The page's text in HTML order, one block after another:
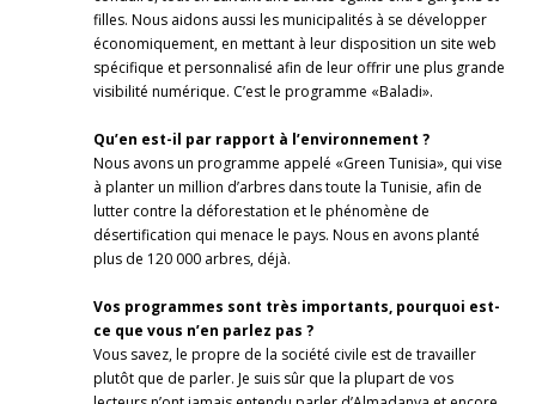
filles. Nous aidons aussi les municipalités à se développer
économiquement, en mettant à leur disposition un site web
spécifique et personnalisé afin de leur offrir une plus grande
visibilité numérique. C’est le programme «Baladi».
Qu’en est-il par rapport à l’environnement ?
Nous avons un programme appelé «Green Tunisia», qui vise
à planter un million d’arbres dans toute la Tunisie, afin de
lutter contre la déforestation et le phénomène de
désertification qui menace le pays. Nous en avons planté
plus de 120 000 arbres, déjà.
Vos programmes sont très importants, pourquoi est-
ce que vous n’en parlez pas ?
Vous savez, le propre de la société civile est de travailler
plutôt que de parler. Je suis sûr que la plupart de vos